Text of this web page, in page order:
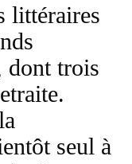
littéraires
dont trois
seul à